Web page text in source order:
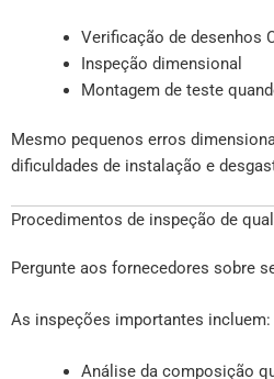
Verificação de desenhos
Inspeção dimensional
Montagem de teste
Mesmo pequenos erros
dificuldades de instalação e
Procedimentos de inspeção de
Pergunte aos fornecedores sobre
As inspeções importantes incluem:
Análise da composição